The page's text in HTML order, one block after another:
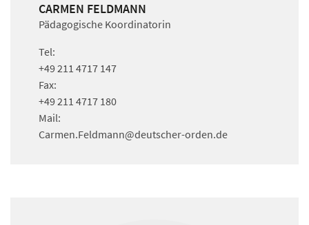
CARMEN FELDMANN
Pädagogische Koordinatorin
Tel:
+49 211 4717 147
Fax:
+49 211 4717 180
Mail:
Carmen.Feldmann@deutscher-orden.de